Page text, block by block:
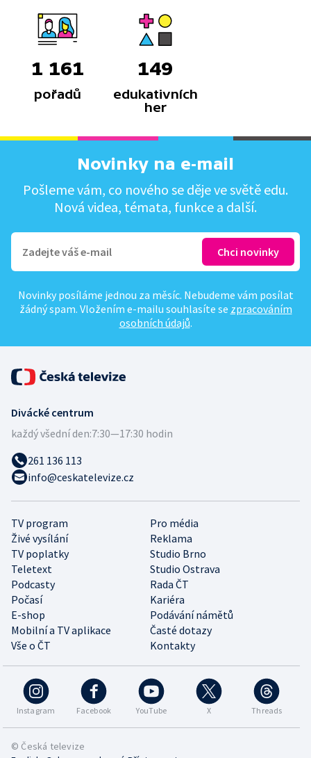
1 161
pořadů
149
edukativních
her
Novinky na e-mail
Pošleme vám, co nového se děje ve světě edu.
Nová videa, témata, funkce a další.
Novinky posíláme jednou za měsíc. Nebudeme vám posílat
žádný spam. Vložením e-mailu souhlasíte se zpracováním
osobních údajů.